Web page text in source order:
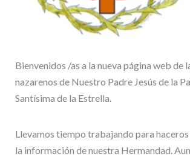
Bienvenidos /as a la nueva página web de
nazarenos de Nuestro Padre Jesús de la
Santísima de la Estrella.
Llevamos tiempo trabajando para
la información de nuestra Hermandad.